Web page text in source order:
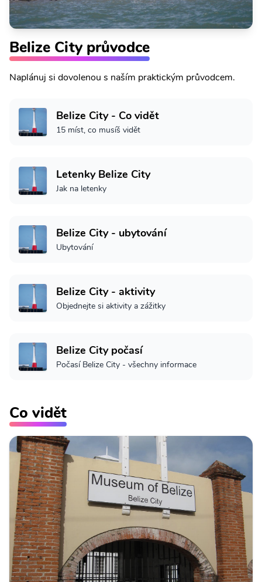
Belize City průvodce
Naplánuj si dovolenou s naším praktickým průvodcem.
Belize City - Co vidět
15 míst, co musíš vidět
Letenky Belize City
Jak na letenky
Belize City - ubytování
Ubytování
Belize City - aktivity
Objednejte si aktivity a zážitky
Belize City počasí
Počasí Belize City - všechny informace
Co vidět